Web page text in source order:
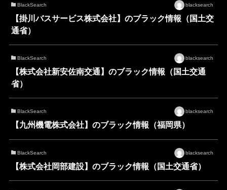
BlackSearch blacksearch
【掛川バスサービス株式会社】のブラック情報（国土交
通省）
BlackSearch blacksearch
【株式会社新安佐南交通】のブラック情報（国土交通
省）
BlackSearch blacksearch
【九州機電株式会社】のブラック情報（福岡県）
BlackSearch blacksearch
【株式会社岡部建設】のブラック情報（国土交通省）